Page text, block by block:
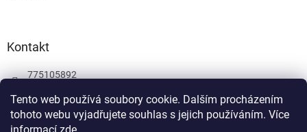
Tento web používá soubory cookie. Dalším procházením
tohoto webu vyjadřujete souhlas s jejich používáním. Více
Kontakt
775105892
775105892
Facebook